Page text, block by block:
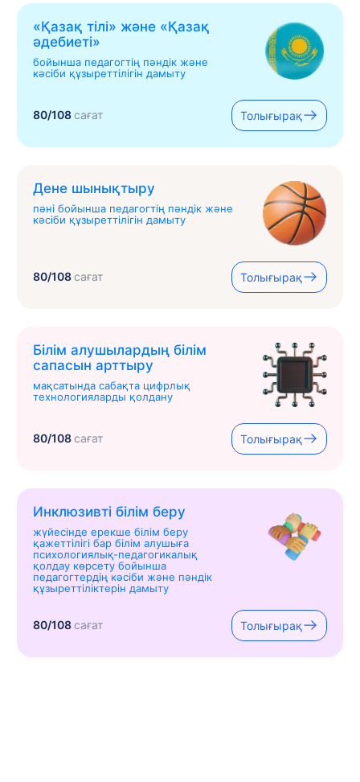
«Қазақ тілі» жəне «Қазақ
əдебиеті»
бойынша педагогтің пәндік және
кәсіби құзыреттілігін дамыту
80/108сағат Толығырақ
Дене шынықтыру
пәні бойынша педагогтің пәндік және
кәсіби құзыреттілігін дамыту
80/108сағат Толығырақ
Білім алушылардың білім
сапасын арттыру
мақсатында сабақта цифрлық
технологияларды қолдану
80/108сағат Толығырақ
Инклюзивті білім беру
жүйесінде ерекше білім беру
қажеттілігі бар білім алушыға
психологиялық-педагогикалық
қолдау көрсету бойынша
педагогтердің кәсіби және пәндік
құзыреттіліктерін дамыту
80/108сағат Толығырақ